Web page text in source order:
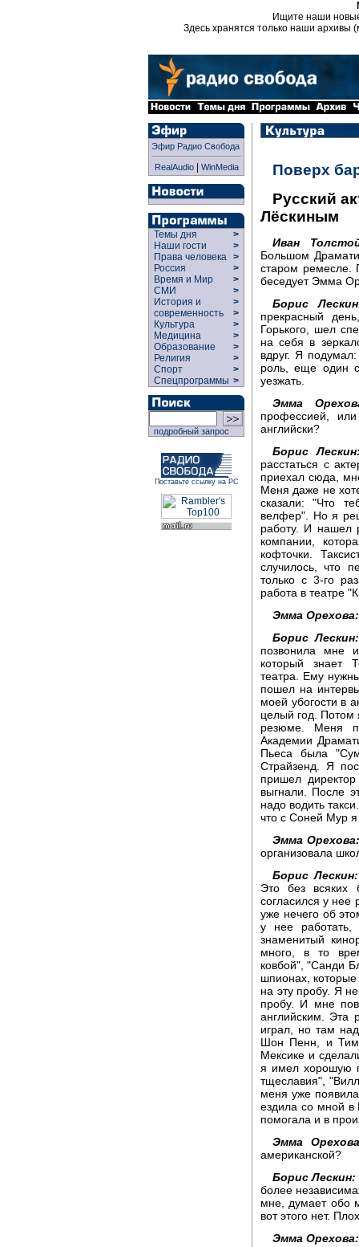
Ищите наши
Здесь хранятся только наши архивы
Эфир Радио Свобода
RealAudio| WinMedia
Темы дня
>
Наши гости
>
Права человека >
Россия
>
Время и Мир
>
СМИ
>
История и
современность
>
>
Культура
>
Медицина
>
Образование
>
Религия
>
Спорт
>
Спецпрограммы >
подробный запрос
Поставьте ссылку на РС
Поверх
Русский
Лёскиным
Иван
Большом
старом ремесле.
беседует Эмма
Борис
прекрасный
Горького, шел
на себя в
вдруг. Я
роль, еще один
уезжать.
Эмма
профессией,
английски?
Борис
расстаться с
приехал сюда,
Меня даже не
сказали: "Что
велфер". Но я
работу. И нашел
компании,
кофточки.
случилось, что
только с 3-го
работа в театре
Эмма Орехова:
Борис Лескин:
позвонила мне
который знает
театра. Ему
пошел на
моей убогости в
целый год. Потом
резюме. Меня
Академии
Пьеса была
Страйзенд. Я
пришел
выгнали. После
надо водить
что с Соней Мур
Эмма Орехова:
организовала
Борис Лескин:
Это без всяких
согласился у нее
уже нечего об
у нее работать,
знаменитый
много, в то
ковбой", "Санди
шпионах,
на эту пробу. Я
пробу. И мне
английским. Эта
играл, но там
Шон Пенн, и
Мексике и
я имел хорошую
тщеславия",
меня уже
ездила со мной
помогала и в
Эмма
американской?
Борис Лескин:
более
мне, думает обо
вот этого нет.
Эмма Орехова: